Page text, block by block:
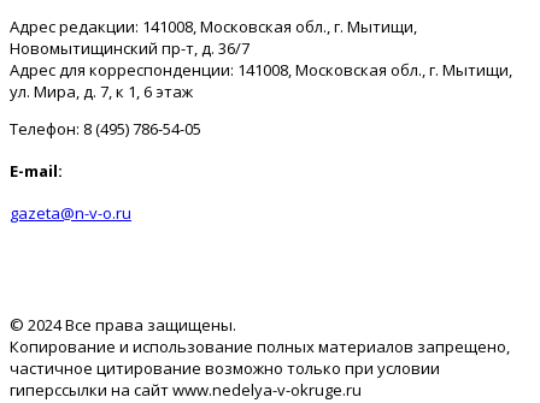
Адрес редакции: 141008, Московская обл., г. Мытищи,
Новомытищинский пр-т, д. 36/7
Адрес для корреспонденции: 141008, Московская обл., г. Мытищи,
ул. Мира, д. 7, к 1, 6 этаж
Телефон: 8 (495) 786-54-05
E-mail:
gazeta@n-v-o.ru
© 2024 Все права защищены.
Копирование и использование полных материалов запрещено,
частичное цитирование возможно только при условии
гиперссылки на сайт www.nedelya-v-okruge.ru